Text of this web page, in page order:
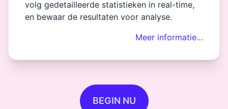
volg gedetailleerde statistieken in real-time,
en bewaar de resultaten voor analyse.
Meer informatie…
BEGIN NU